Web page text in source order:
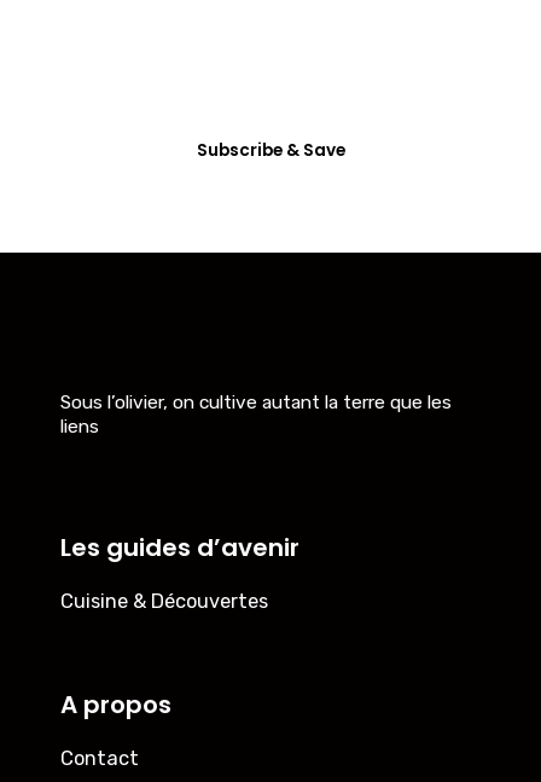
Subscribe & Save
Sous l’olivier, on cultive autant la terre que les
liens
Les guides d’avenir
Cuisine & Découvertes
A propos
Contact